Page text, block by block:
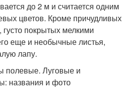
до 2 м и считается одним
цветов. Кроме причудливых
густо покрытых мелкими
еще и необычные листья,
лапу.